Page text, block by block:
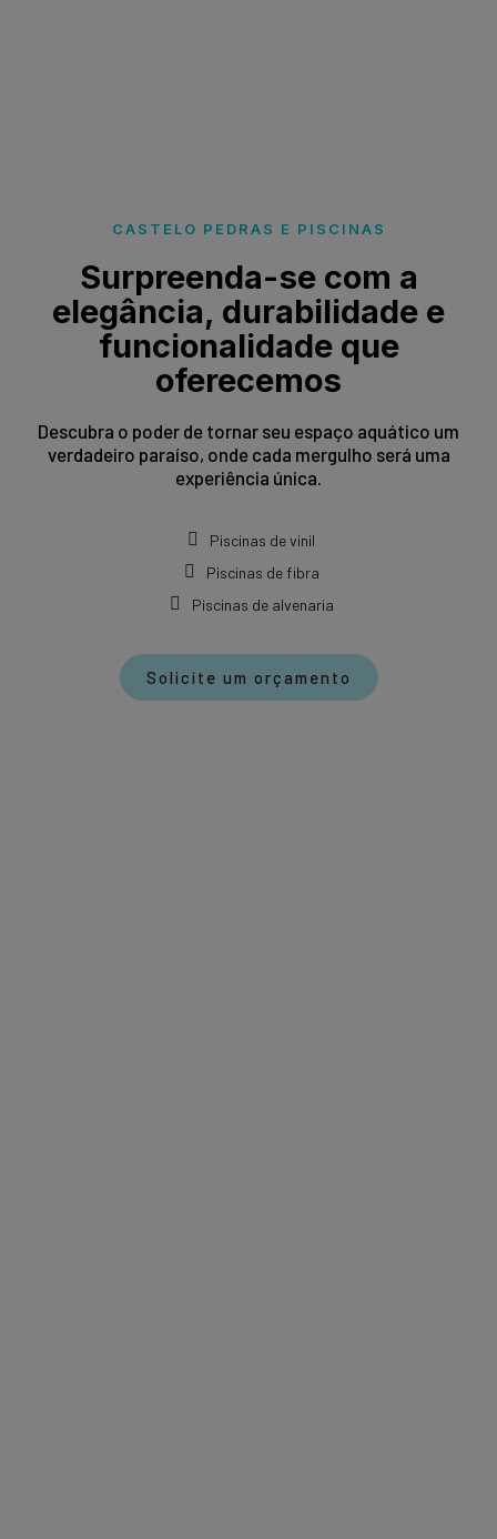
CASTELO PEDRAS E PISCINAS
Surpreenda-se com a
elegância, durabilidade e
funcionalidade que
oferecemos
Descubra o poder de tornar seu espaço aquático um
verdadeiro paraíso, onde cada mergulho será uma
experiência única.
Piscinas de vinil
Piscinas de fibra
Piscinas de alvenaria
Solicite um orçamento